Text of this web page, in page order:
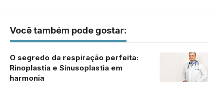
Você também pode gostar:
O segredo da respiração perfeita:
Rinoplastia e Sinusoplastia em
harmonia